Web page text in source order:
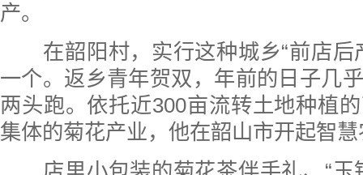
产。
在韶阳村，实行这种城乡“前店后
一个。返乡青年贺双，年前的日子几
两头跑。依托近300亩流转土地种植
集体的菊花产业，他在韶山市开起智